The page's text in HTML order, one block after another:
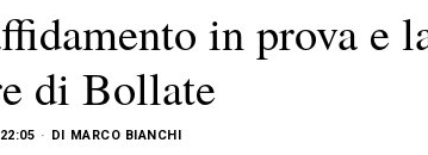
in prova e
di Bollate
DI MARCO BIANCHI